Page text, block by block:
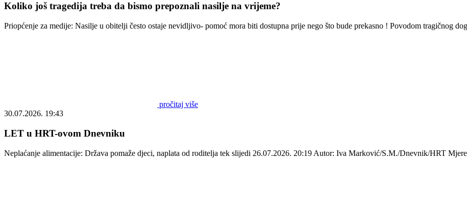
Koliko još tragedija treba da bismo prepoznali nasilje na vrijeme?
Priopćenje za medije: Nasilje u obitelji često ostaje nevidljivo- pomoć mora biti dostupna prije nego što bude prekasno ! Povodom tragičnog
pročitaj više
30.07.2026. 19:43
LET u HRT-ovom Dnevniku
Neplaćanje alimentacije: Država pomaže djeci, naplata od roditelja tek slijedi 26.07.2026. 20:19 Autor: Iva Marković/S.M./Dnevnik/HRT